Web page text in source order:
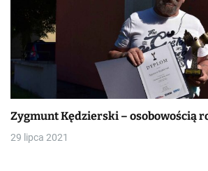
Zygmunt Kędzierski – osobowością
29 lipca 2021